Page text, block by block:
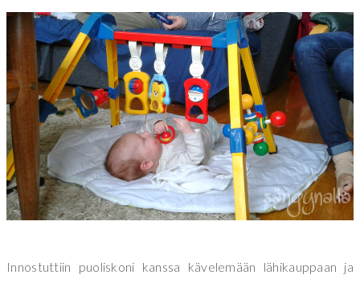
Innostuttiin puoliskoni kanssa kävelemään lähikauppaan ja